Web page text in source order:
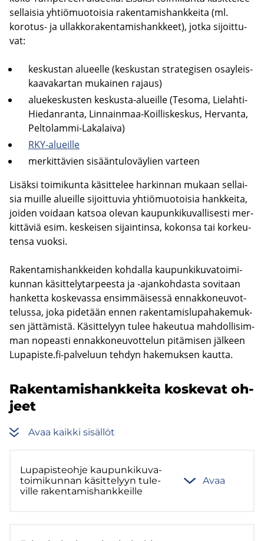
sel­lai­sia yh­tiö­muo­toi­sia ra­ken­ta­mis­hank­kei­ta (ml.
korotus-​ ja ul­lak­ko­ra­ken­ta­mis­hank­keet), jotka si­joit­tu­
vat:
kes­kus­tan alu­eel­le (kes­kus­tan stra­te­gi­sen osay­leis­
kaa­va­kar­tan mu­kai­nen ra­jaus)
alue­kes­kus­ten keskusta-​alueille (Te­so­ma, Lielahti-​
Hiedanranta, Linnainmaa-​Koilliskeskus, Her­van­ta,
Peltolammi-​Lakalaiva)
RKY-​alueille
mer­kit­tä­vien si­sään­tu­lo­väy­lien var­teen
Li­säk­si toi­mi­kun­ta kä­sit­te­lee har­kin­nan mu­kaan sel­lai­
sia muil­le alueil­le si­joit­tu­via yh­tiö­muo­toi­sia hank­kei­ta,
joi­den voi­daan kat­soa ole­van kau­pun­ki­ku­val­li­ses­ti mer­
kit­tä­viä esim. kes­kei­sen si­jain­tin­sa, ko­kon­sa tai kor­keu­
ten­sa vuok­si.
Ra­ken­ta­mis­hank­kei­den koh­dal­la kau­pun­ki­ku­va­toi­mi­
kun­nan kä­sit­te­ly­tar­pees­ta ja -​ajankohdasta so­vi­taan
han­ket­ta kos­ke­vas­sa en­sim­mäi­ses­sä en­nak­ko­neu­vot­
te­lus­sa, joka pi­de­tään ennen ra­ken­ta­mis­lu­pa­ha­ke­muk­
sen jät­tä­mis­tä. Kä­sit­te­lyyn tulee ha­keu­tua mah­dol­li­sim­
man no­peas­ti en­nak­ko­neu­vot­te­lun pi­tä­mi­sen jäl­keen
Lu­pa­pis­te.fi-​palveluun teh­dyn ha­ke­muk­sen kaut­ta.
Ra­ken­ta­mis­hank­kei­ta kos­ke­vat oh­
jeet
Avaa kaik­ki si­säl­löt
Lu­pa­pis­teoh­je kau­pun­ki­ku­va­
toi­mi­kun­nan kä­sit­te­lyyn tu­le­
vil­le ra­ken­ta­mis­hank­keil­le
Avaa